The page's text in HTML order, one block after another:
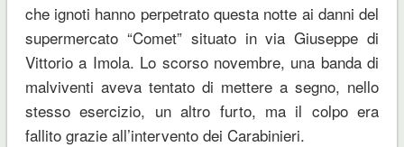
che ignoti hanno perpetrato questa notte ai danni del
supermercato “Comet” situato in via Giuseppe di
Vittorio a Imola. Lo scorso novembre, una banda di
malviventi aveva tentato di mettere a segno, nello
stesso esercizio, un altro furto, ma il colpo era
fallito grazie all’intervento dei Carabinieri.